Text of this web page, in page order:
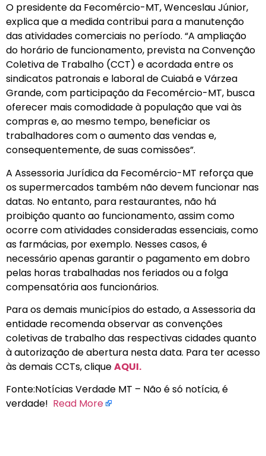
O presidente da Fecomércio-MT, Wenceslau Júnior,
explica que a medida contribui para a manutenção
das atividades comerciais no período. “A ampliação
do horário de funcionamento, prevista na Convenção
Coletiva de Trabalho (CCT) e acordada entre os
sindicatos patronais e laboral de Cuiabá e Várzea
Grande, com participação da Fecomércio-MT, busca
oferecer mais comodidade à população que vai às
compras e, ao mesmo tempo, beneficiar os
trabalhadores com o aumento das vendas e,
consequentemente, de suas comissões”.
A Assessoria Jurídica da Fecomércio-MT reforça que
os supermercados também não devem funcionar nas
datas. No entanto, para restaurantes, não há
proibição quanto ao funcionamento, assim como
ocorre com atividades consideradas essenciais, como
as farmácias, por exemplo. Nesses casos, é
necessário apenas garantir o pagamento em dobro
pelas horas trabalhadas nos feriados ou a folga
compensatória aos funcionários.
Para os demais municípios do estado, a Assessoria da
entidade recomenda observar as convenções
coletivas de trabalho das respectivas cidades quanto
à autorização de abertura nesta data. Para ter acesso
às demais CCTs, cliqueAQUI.
Fonte:Notícias Verdade MT – Não é só notícia, é
verdade! Read More